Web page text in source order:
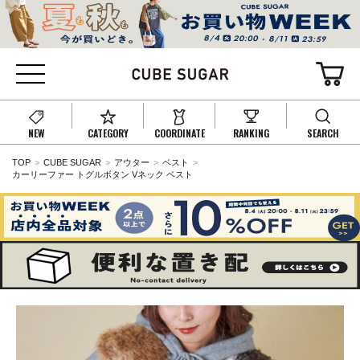
NEW CATEGORY COORDINATE RANKING SEARCH
TOP CUBE SUGAR アウター
ベスト
カーリーファー トグルボタン Vネック ベスト